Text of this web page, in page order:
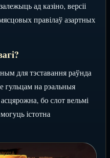
ад казіно, версіі
правілаў азартных
для тэставання раўнда
гульцам на рэальныя
бо слот вельмі
істотна